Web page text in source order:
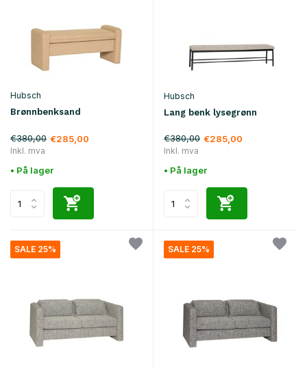
Hubsch
Brønnbenksand
€380,00 €285,00
Inkl. mva
• På lager
Hubsch
Lang benk lysegrønn
€380,00 €285,00
Inkl. mva
• På lager
SALE 25% SALE 25%